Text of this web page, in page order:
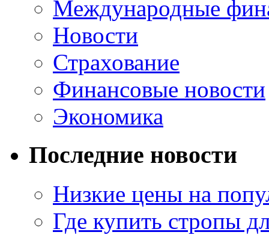
Международные
Новости
Страхование
Финансовые новости
Экономика
Последние новости
Низкие цены на
Где купить стропы